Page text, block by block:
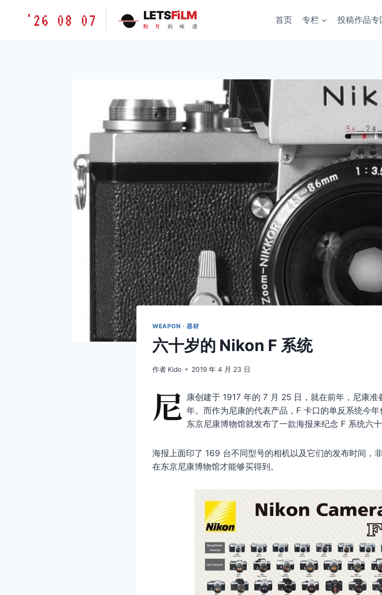
胶'26 08 07 LETSFiLM
胶 片 的 味 道
首页 专栏 投稿作品专
WEAPON · 器材
六十岁的 Nikon F 系统
作者 Kido 2019 年 4 月 23 日
尼 康创建于 1917 年的 7 月 25 日，就在前年，尼康
年。而作为尼康的代表产品，F 卡口的单反系统今
东京尼康博物馆就发布了一款海报来纪念 F 系统六十
海报上面印了 169 台不同型号的相机以及它们的发布时间，
在东京尼康博物馆才能够买得到。